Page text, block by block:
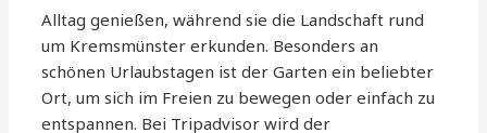
Alltag genießen, während sie die Landschaft rund
um Kremsmünster erkunden. Besonders an
schönen Urlaubstagen ist der Garten ein beliebter
Ort, um sich im Freien zu bewegen oder einfach zu
entspannen. Bei Tripadvisor wird der